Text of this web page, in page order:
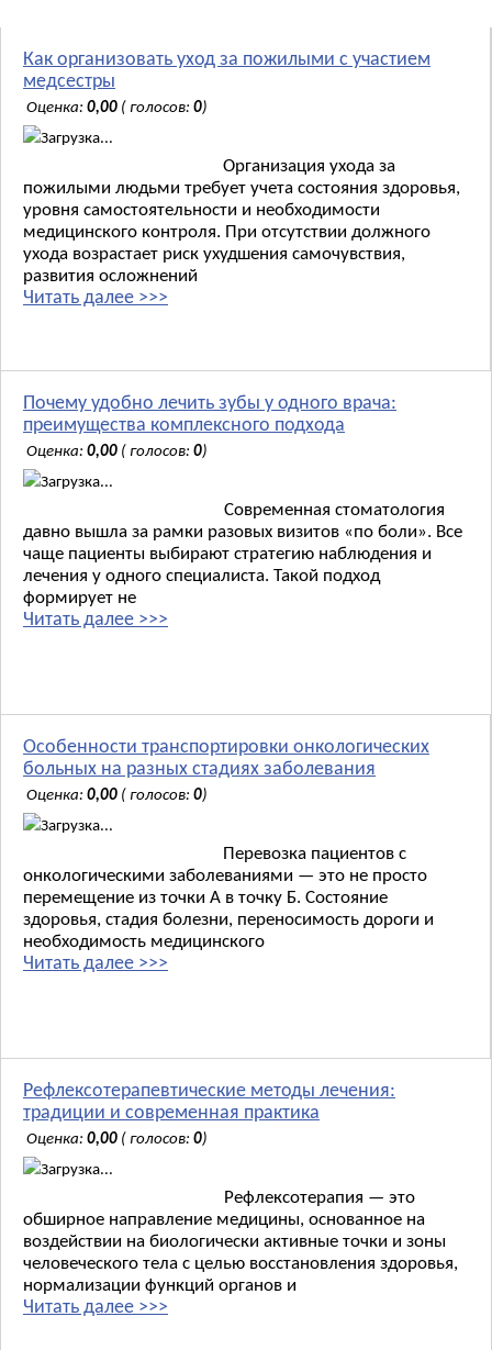
Как организовать уход за пожилыми с участием
медсестры
Оценка: 0,00 ( голосов: 0)
Загрузка...
Организация ухода за
пожилыми людьми требует учета состояния здоровья,
уровня самостоятельности и необходимости
медицинского контроля. При отсутствии должного
ухода возрастает риск ухудшения самочувствия,
развития осложнений
Читать далее >>>
Почему удобно лечить зубы у одного врача:
преимущества комплексного подхода
Оценка: 0,00 ( голосов: 0)
Загрузка...
Современная стоматология
давно вышла за рамки разовых визитов «по боли». Все
чаще пациенты выбирают стратегию наблюдения и
лечения у одного специалиста. Такой подход
формирует не
Читать далее >>>
Особенности транспортировки онкологических
больных на разных стадиях заболевания
Оценка: 0,00 ( голосов: 0)
Загрузка...
Перевозка пациентов с
онкологическими заболеваниями — это не просто
перемещение из точки А в точку Б. Состояние
здоровья, стадия болезни, переносимость дороги и
необходимость медицинского
Читать далее >>>
Рефлексотерапевтические методы лечения:
традиции и современная практика
Оценка: 0,00 ( голосов: 0)
Загрузка...
Рефлексотерапия — это
обширное направление медицины, основанное на
воздействии на биологически активные точки и зоны
человеческого тела с целью восстановления здоровья,
нормализации функций органов и
Читать далее >>>